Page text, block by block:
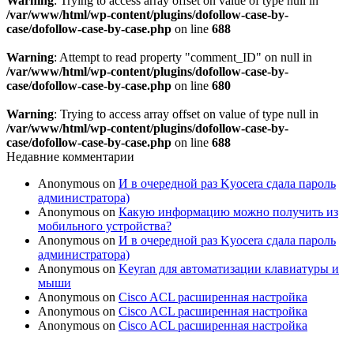
/var/www/html/wp-content/plugins/dofollow-case-by-
case/dofollow-case-by-case.php on line 688
Warning: Attempt to read property "comment_ID" on null in
/var/www/html/wp-content/plugins/dofollow-case-by-
case/dofollow-case-by-case.php on line 680
Warning: Trying to access array offset on value of type null in
/var/www/html/wp-content/plugins/dofollow-case-by-
case/dofollow-case-by-case.php on line 688
Недавние комментарии
Anonymous on И в очередной раз Kyocera сдала пароль
администратора)
Anonymous on Какую информацию можно получить из
мобильного устройства?
Anonymous on И в очередной раз Kyocera сдала пароль
администратора)
Anonymous on Keyran для автоматизации клавиатуры и
мыши
Anonymous on Cisco ACL расширенная настройка
Anonymous on Cisco ACL расширенная настройка
Anonymous on Cisco ACL расширенная настройка